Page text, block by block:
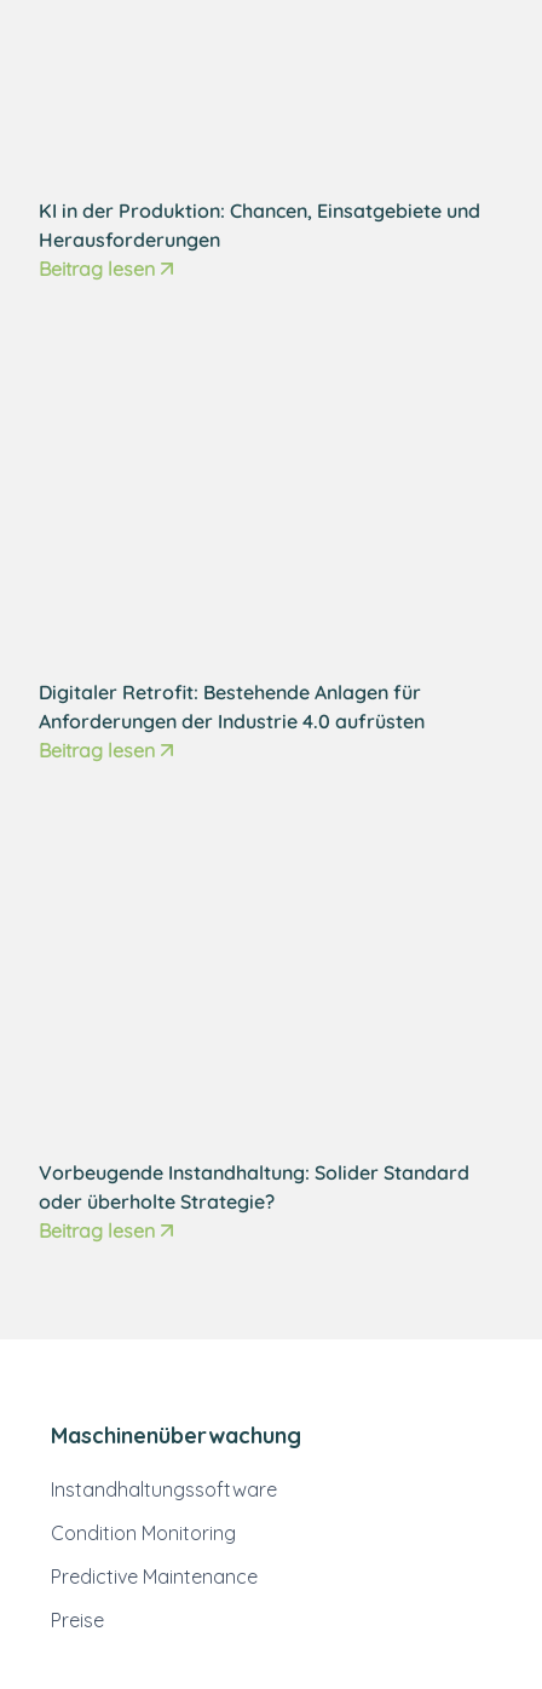
KI in der Produktion: Chancen, Einsatgebiete und
Herausforderungen
Beitrag lesen
Digitaler Retrofit: Bestehende Anlagen für
Anforderungen der Industrie 4.0 aufrüsten
Beitrag lesen
Vorbeugende Instandhaltung: Solider Standard
oder überholte Strategie?
Beitrag lesen
Maschinenüberwachung
Instandhaltungssoftware
Condition Monitoring
Predictive Maintenance
Preise